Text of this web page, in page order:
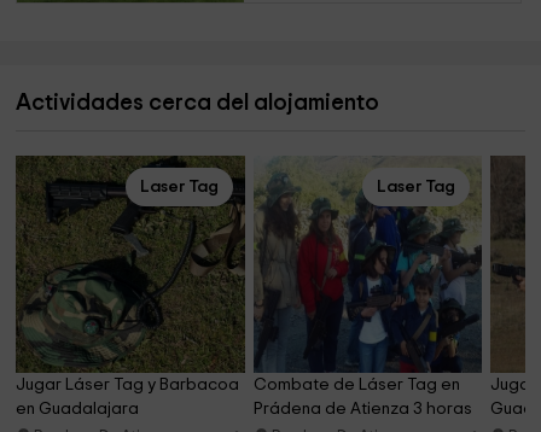
Actividades cerca del alojamiento
Laser Tag
Jugar Láser Tag y Barbacoa
en Guadalajara
Laser Tag
Combate de Láser Tag en
Prádena de Atienza 3 horas
Jugar